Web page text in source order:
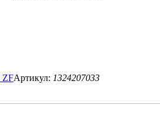
ZFАртикул: 1324207033